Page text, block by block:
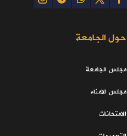
حول الجامعة
مجلس الجامعة
مجلس الامناء
الامتحانات